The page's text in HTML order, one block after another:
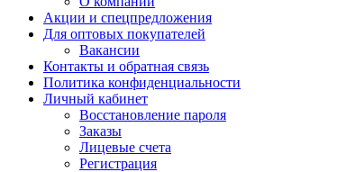
Акции и спецпредложения
Для оптовых покупателей
Вакансии
Контакты и обратная связь
Политика конфиденциальности
Личный кабинет
Восстановление пароля
Заказы
Лицевые счета
Регистрация